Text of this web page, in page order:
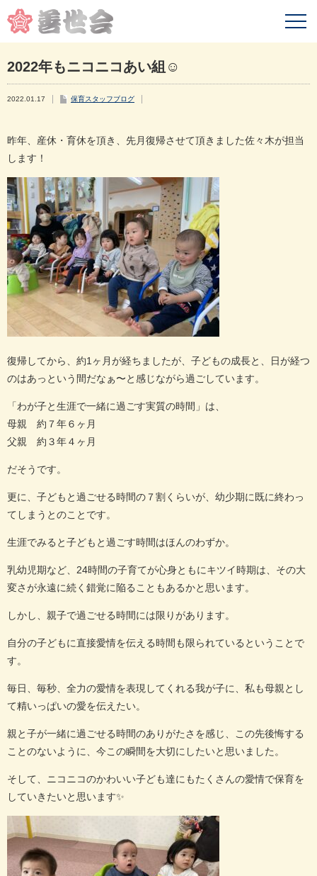
2022年もニコニコあい組☺️
2022.01.17 保育スタッフブログ
昨年、産休・育休を頂き、先月復帰させて頂きました佐々木が担当
します！
復帰してから、約1 ヶ月が経ちましたが、子どもの成長と、日が経つ
のはあっという間だなぁ〜と感じながら過ごしています。
「わが子と生涯で一緒に過ごす実質の時間」は、
母親 約７年６ヶ月
父親 約３年４ヶ月
だそうです。
更に、子どもと過ごせる時間の７割くらいが、幼少期に既に終わっ
てしまうとのことです。
生涯でみると子どもと過ごす時間はほんのわずか。
乳幼児期など、24時間の子育てが心身ともにキツイ時期は、その大
変さが永遠に続く錯覚に陥ることもあるかと思います。
しかし、親子で過ごせる時間には限りがあります。
自分の子どもに直接愛情を伝える時間も限られているということで
す。
毎日、毎秒、全力の愛情を表現してくれる我が子に、私も母親とし
て精いっぱいの愛を伝えたい。
親と子が一緒に過ごせる時間のありがたさを感じ、この先後悔する
ことのないように、今この瞬間を大切にしたいと思いました。
そして、ニコニコのかわいい子ども達にもたくさんの愛情で保育を
していきたいと思います✨